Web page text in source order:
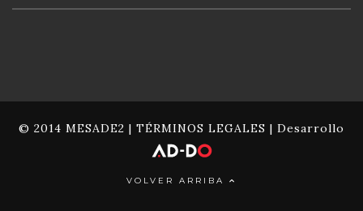
© 2014 MESADE2 | TÉRMINOS LEGALES | Desarrollo
VOLVER ARRIBA